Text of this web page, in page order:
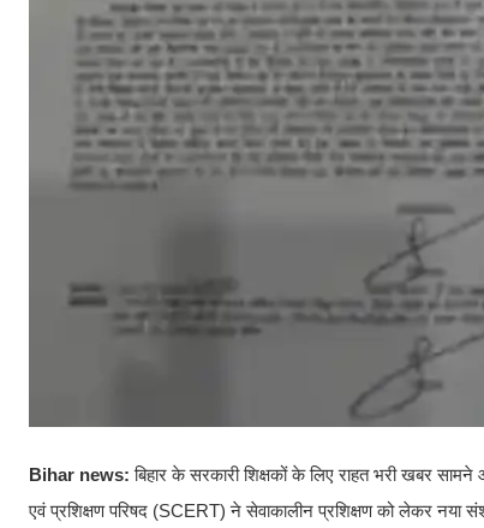
Bihar news:बिहार के सरकारी शिक्षकों के लिए राहत भरी खबर सामने
एवं प्रशिक्षण परिषद (SCERT) ने सेवाकालीन प्रशिक्षण को लेकर नया